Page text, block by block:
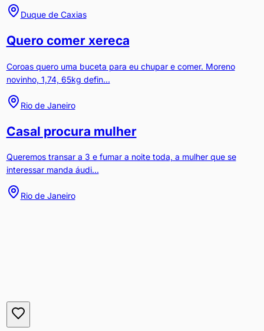
Duque de Caxias
Quero comer xereca
Coroas quero uma buceta para eu chupar e comer. Moreno
novinho, 1,74, 65kg defin...
Rio de Janeiro
Casal procura mulher
Queremos transar a 3 e fumar a noite toda, a mulher que se
interessar manda áudi...
Rio de Janeiro